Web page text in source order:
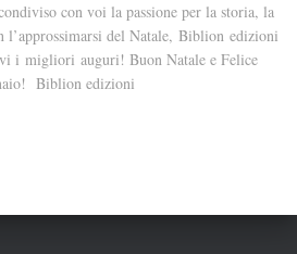
con voi la passione per la storia, la
del Natale, Biblion edizioni
i migliori auguri! Buon Natale e Felice
Biblion edizioni